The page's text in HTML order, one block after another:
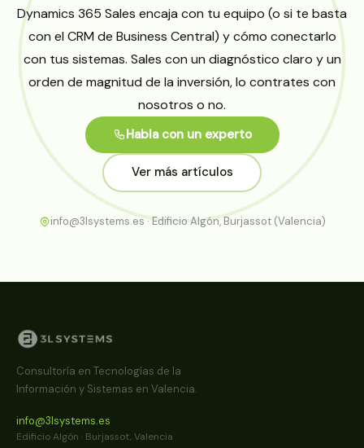
Dynamics 365 Sales encaja con tu equipo (o si te basta
con el CRM de Business Central) y cómo conectarlo
con tus sistemas. Sales con un diagnóstico claro y un
orden de magnitud de la inversión, lo contrates con
nosotros o no.
Habla con un experto
Ver más artículos
info@3lsystems.es · Edificio Algón, Burjassot (Valencia)
Consultoría en Tecnologías de la
Información y Sistemas en Valencia.
info@3lsystems.es
Edificio Algón · Burjassot, Valencia